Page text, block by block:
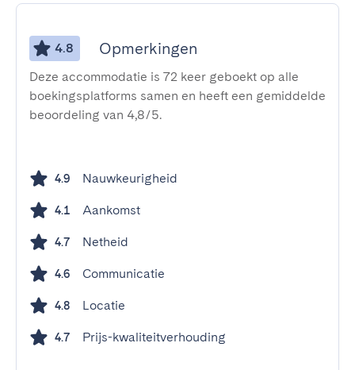
4.8 Opmerkingen
Deze accommodatie is 72 keer geboekt op alle
boekingsplatforms samen en heeft een gemiddelde
beoordeling van 4,8/5.
4.9 Nauwkeurigheid
4.1 Aankomst
4.7 Netheid
4.6 Communicatie
4.8 Locatie
4.7 Prijs-kwaliteitverhouding